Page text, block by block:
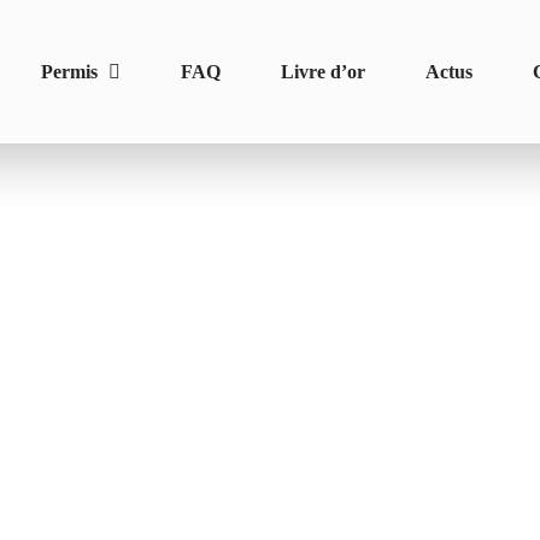
Permis FAQ Livre d’or Actus